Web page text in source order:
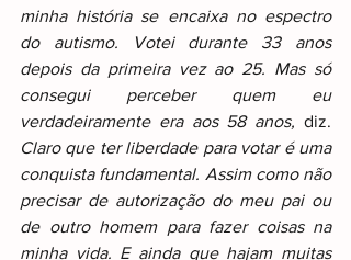
minha história se encaixa no espectro
do autismo. Votei durante 33 anos
depois da primeira vez ao 25. Mas só
consegui perceber quem eu
verdadeiramente era aos 58 anos,
Claro que ter liberdade para votar é uma
conquista fundamental. Assim como não
precisar de autorização do meu pai ou
de outro homem para fazer coisas na
minha vida. E ainda que hajam muitas